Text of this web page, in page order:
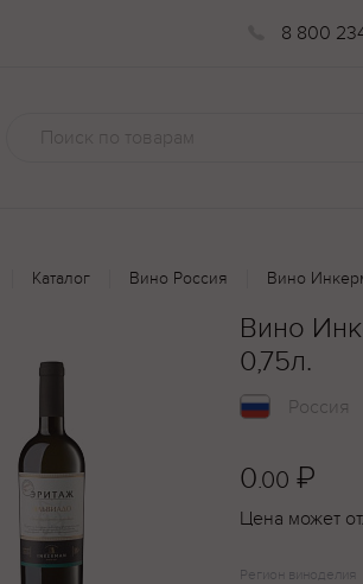
8 800
Каталог Вино Россия Вино
Вино
0,75л.
Россия
0.00 ₽
Цена может
Регион виноделия